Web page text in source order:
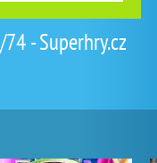
- Superhry.cz